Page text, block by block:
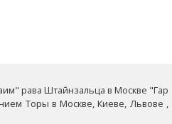
рава Штайнзальца в Москве "Гар
Торы в Москве, Киеве, Львове ,